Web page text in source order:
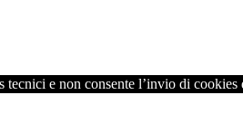
e non consente l’invio di